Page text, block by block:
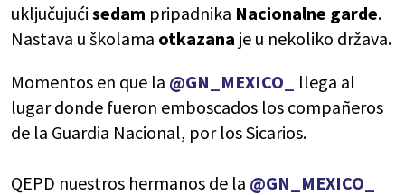
uključujući sedam pripadnika Nacionalne garde.
Nastava u školama otkazana je u nekoliko država.
Momentos en que la @GN_MEXICO_
llega al
lugar donde fueron emboscados los compañeros
de la Guardia Nacional, por los Sicarios.
QEPD nuestros hermanos de la @GN_MEXICO_